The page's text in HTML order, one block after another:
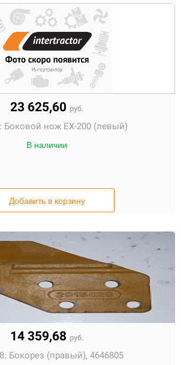
23 625,60 руб.
Боковой нож EX-200 (левый)
В наличии
Добавить в корзину
14 359,68 руб.
Бокорез (правый), 4646805